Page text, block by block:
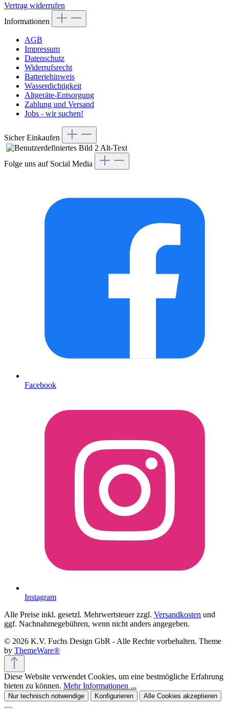
Vertrag widerrufen
Informationen
AGB
Impressum
Datenschutz
Widerrufsrecht
Batteriehinweis
Wasserdichtigkeit
Altgeräte-Entsorgung
Zahlung und Versand
Jobs - wir suchen!
Sicher Einkaufen
Folge uns auf Social Media
Facebook
Instagram
Alle Preise inkl. gesetzl. Mehrwertsteuer zzgl. Versandkosten und
ggf. Nachnahmegebühren, wenn nicht anders angegeben.
© 2026 K.V. Fuchs Design GbR - Alle Rechte vorbehalten. Theme
by ThemeWare®
Diese Website verwendet Cookies, um eine bestmögliche Erfahrung
bieten zu können. Mehr Informationen ...
Nur technisch notwendige Konfigurieren Alle Cookies akzeptieren